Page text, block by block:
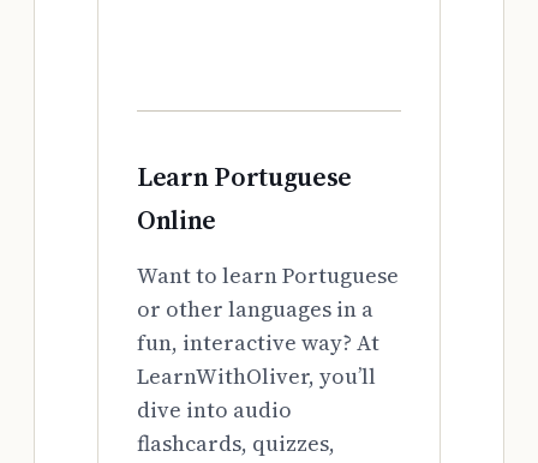
Learn Portuguese
Online
Want to learn Portuguese
or other languages in a
fun, interactive way? At
LearnWithOliver, you’ll
dive into audio
flashcards, quizzes,